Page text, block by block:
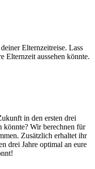
Elternzeitreise. Lass
Elternzeit aussehen könnte.
in den ersten drei
könnte? Wir berechnen für
Zusätzlich erhaltet ihr
drei Jahre optimal an eure